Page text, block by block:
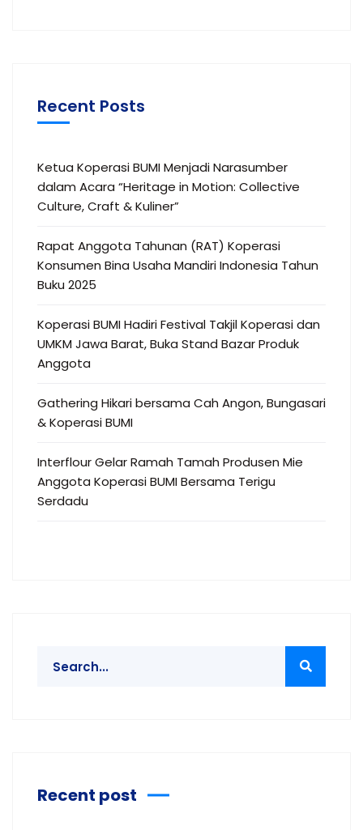
Recent Posts
Ketua Koperasi BUMI Menjadi Narasumber
dalam Acara “Heritage in Motion: Collective
Culture, Craft & Kuliner”
Rapat Anggota Tahunan (RAT) Koperasi
Konsumen Bina Usaha Mandiri Indonesia Tahun
Buku 2025
Koperasi BUMI Hadiri Festival Takjil Koperasi dan
UMKM Jawa Barat, Buka Stand Bazar Produk
Anggota
Gathering Hikari bersama Cah Angon, Bungasari
& Koperasi BUMI
Interflour Gelar Ramah Tamah Produsen Mie
Anggota Koperasi BUMI Bersama Terigu
Serdadu
Recent post